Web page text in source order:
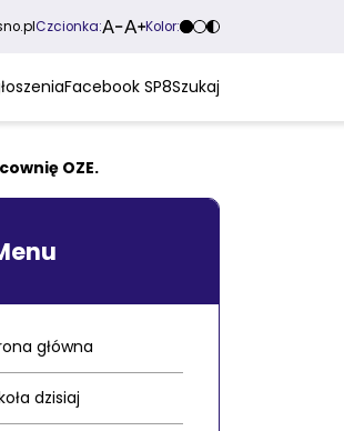
Czcionka: Kolor:
Facebook SP8Szukaj
OZE.
główna
dzisiaj